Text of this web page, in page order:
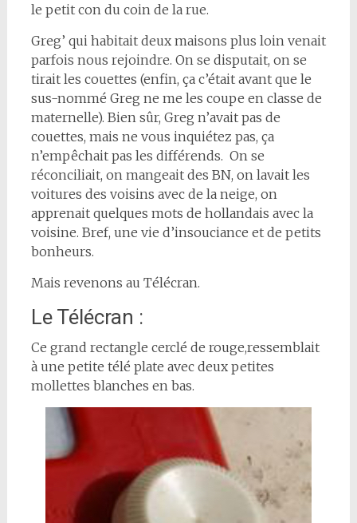
le petit con du coin de la rue.
Greg’ qui habitait deux maisons plus loin venait
parfois nous rejoindre. On se disputait, on se
tirait les couettes (enfin, ça c’était avant que le
sus-nommé Greg ne me les coupe en classe de
maternelle). Bien sûr, Greg n’avait pas de
couettes, mais ne vous inquiétez pas, ça
n’empêchait pas les différends. On se
réconciliait, on mangeait des BN, on lavait les
voitures des voisins avec de la neige, on
apprenait quelques mots de hollandais avec la
voisine. Bref, une vie d’insouciance et de petits
bonheurs.
Mais revenons au Télécran.
Le Télécran :
Ce grand rectangle cerclé de rouge,ressemblait
à une petite télé plate avec deux petites
mollettes blanches en bas.